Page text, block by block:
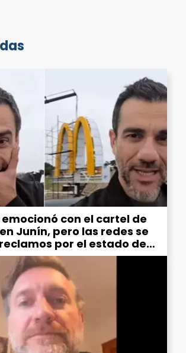
con el cartel de
Junín, pero las redes se
por el estado de